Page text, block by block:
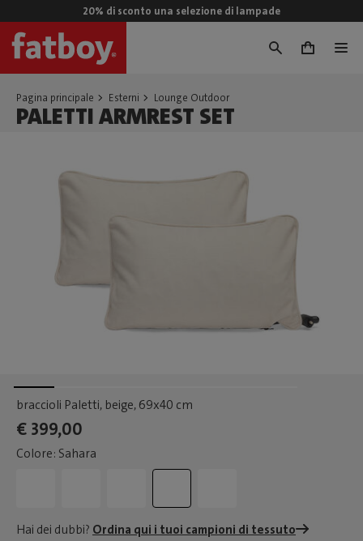
20% di sconto una selezione di lampade
0
Pagina principale Esterni Lounge Outdoor
PALETTI ARMREST SET
braccioli Paletti, beige, 69x40 cm
€ 399,00
Colore: Sahara
Hai dei dubbi? Ordina qui i tuoi campioni di tessuto